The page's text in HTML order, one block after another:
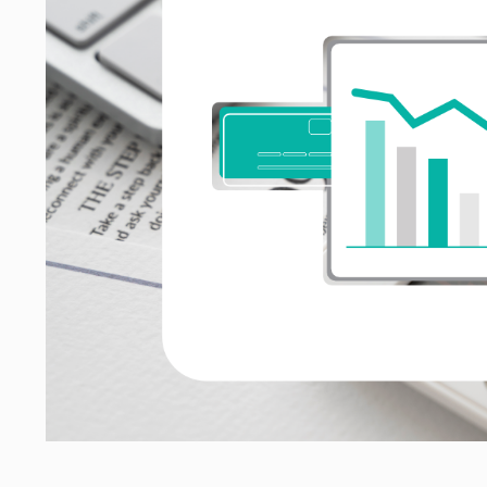
компенсации с застройщика
физических лиц
компенсации с застройщика за дефекты отделки
неустойки за нарушение сроков передачи
прав заёмщиков
юрист
по составлению документов
компенсации после заливов и пожаров